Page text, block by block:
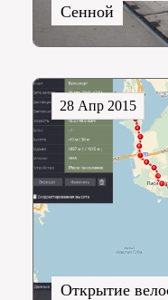
Сенной
Открытие
28 Апр 2015